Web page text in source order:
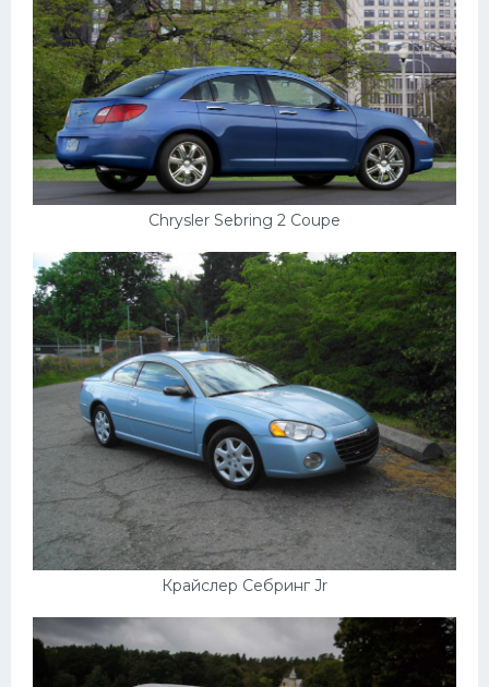
Chrysler Sebring 2 Coupe
Крайслер Себринг Jr